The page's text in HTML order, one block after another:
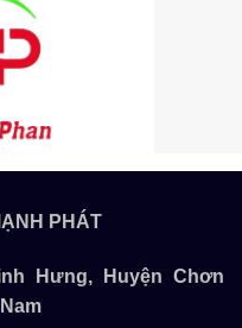
PHÁT
Hưng, Huyện Chơn